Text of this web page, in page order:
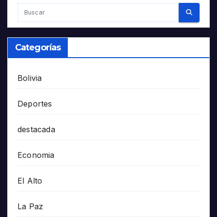
Categorías
Bolivia
Deportes
destacada
Economia
El Alto
La Paz